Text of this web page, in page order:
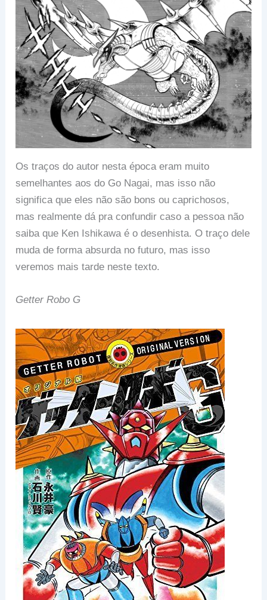
Os traços do autor nesta época eram muito
semelhantes aos do Go Nagai, mas isso não
significa que eles não são bons ou caprichosos,
mas realmente dá pra confundir caso a pessoa não
saiba que Ken Ishikawa é o desenhista. O traço dele
muda de forma absurda no futuro, mas isso
veremos mais tarde neste texto.
Getter Robo G